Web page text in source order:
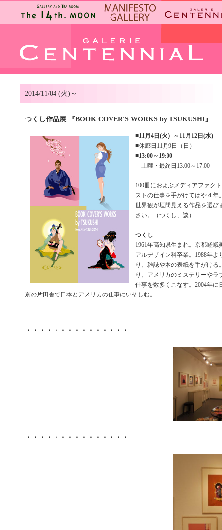
2014/11/04 (火)～
つくし作品展 『BOOK COVER'S WORKS by TSUKUSHI』
■11月4日(火）～11月12日(水)
■休廊日11月9日（日）
■13:00～19:00
土曜・最終日13:00～17:00
100冊におよぶメディアファク
ストの仕事を手がけてはや４年
世界観が垣間見える作品を選び
さい。（つくし、談）
つくし
1961年高知県生まれ。京都嵯峨
アルデザイン科卒業。1988年よ
り、雑誌や本の表紙を手がける
り、アメリカのミステリーやラ
仕事を数多くこなす。2004年に
京の片田舎で日本とアメリカの仕事にいそしむ。
・・・・・・・・・・・・・・・
・・・・・・・・・・・・・・・